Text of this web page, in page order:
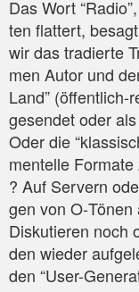
Das Wort
ten flat­tert,
wir das tra­dier­te
men Autor und
Land”
gesen­det oder
Oder die
men­tel­le
? Auf Ser­vern
gen von
Dis­ku­tie­ren noch
den wie­der
den “User-